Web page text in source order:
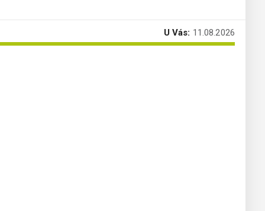
U Vás: 11.08.2026